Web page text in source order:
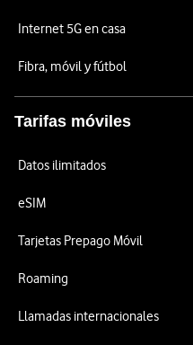
Internet 5G en casa
Fibra, móvil y fútbol
Tarifas móviles
Datos ilimitados
eSIM
Tarjetas Prepago Móvil
Roaming
Llamadas internacionales